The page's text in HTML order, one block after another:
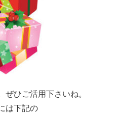
ぜひご活用下さいね。
は下記の